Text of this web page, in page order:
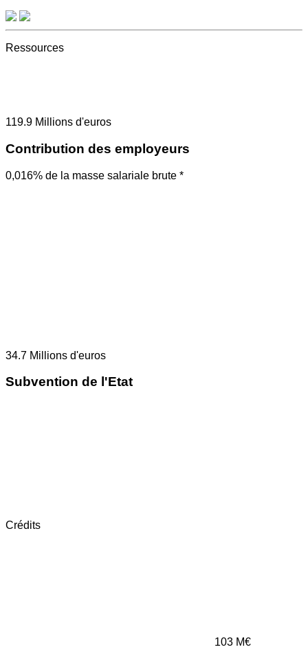
Ressources
119.9 Millions d'euros
Contribution des employeurs
0,016% de la masse salariale brute *
34.7 Millions d'euros
Subvention de l'Etat
Crédits
103 M€